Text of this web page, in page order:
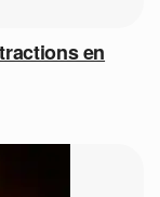
en